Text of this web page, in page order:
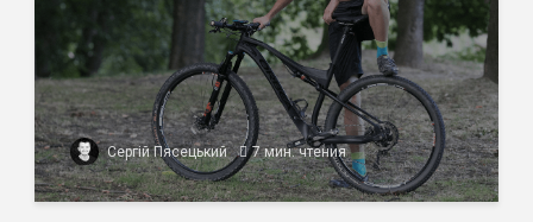
Сергій Пясецький 7 мин. чтения